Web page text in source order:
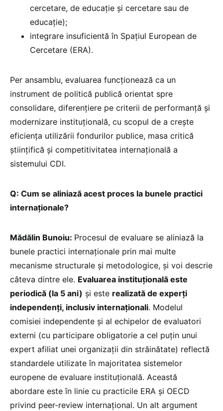
cercetare, de educație și cercetare sau de
educație);
integrare insuficientă în Spațiul European de
Cercetare (ERA).
Per ansamblu, evaluarea funcționează ca un
instrument de politică publică orientat spre
consolidare, diferențiere pe criterii de performanță și
modernizare instituțională, cu scopul de a crește
eficiența utilizării fondurilor publice, masa critică
științifică și competitivitatea internațională a
sistemului CDI.
Q: Cum se aliniază acest proces la bunele practici
internaționale?
Mădălin Bunoiu: Procesul de evaluare se aliniază la
bunele practici internaționale prin mai multe
mecanisme structurale și metodologice, și voi descrie
câteva dintre ele. Evaluarea instituțională este
periodică (la 5 ani) și este realizată de experți
independenți, inclusiv internaționali. Modelul
comisiei independente și al echipelor de evaluatori
externi (cu participare obligatorie a cel puțin unui
expert afiliat unei organizații din străinătate) reflectă
standardele utilizate în majoritatea sistemelor
europene de evaluare instituțională. Această
abordare este în linie cu practicile ERA și OECD
privind peer-review internațional. Un alt argument